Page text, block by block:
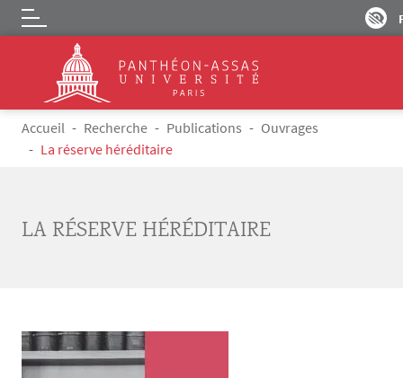
Aller au contenu principal
Logo
Fil d'Ariane
Accueil Recherche Publications
Ouvrages
La réserve héréditaire
LA RÉSERVE HÉRÉDITAIRE